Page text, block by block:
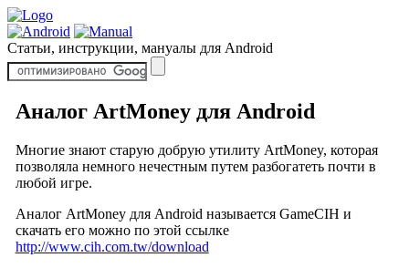
Статьи, инструкции, мануалы для Android
Аналог ArtMoney для Android
Многие знают старую добрую утилиту ArtMoney, которая
позволяла немного нечестным путем разбогатеть почти в
любой игре.
Аналог ArtMoney для Android называется GameCIH и
скачать его можно по этой ссылке
http://www.cih.com.tw/download